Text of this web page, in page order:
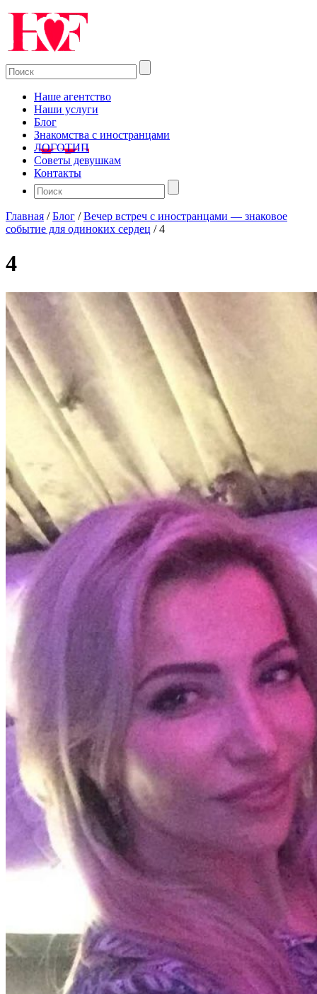
Наше агентство
Наши услуги
Блог
Знакомства с иностранцами
ЛОГОТИП
Советы девушкам
Контакты
Главная /Блог /Вечер встреч с иностранцами — знаковое
событие для одиноких сердец /4
4